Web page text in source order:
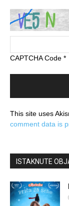
CAPTCHA Code *
This site uses
comment data is
ISTAKNUTE